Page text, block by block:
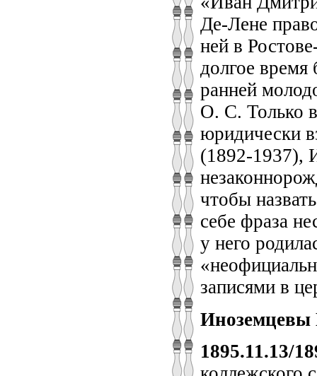
Де-Лене
ней в
долгое
ранней
О. С. Только
юридически
(1892-1937),
чтобы
себе фраза
у него
записями в
1895.11.13/